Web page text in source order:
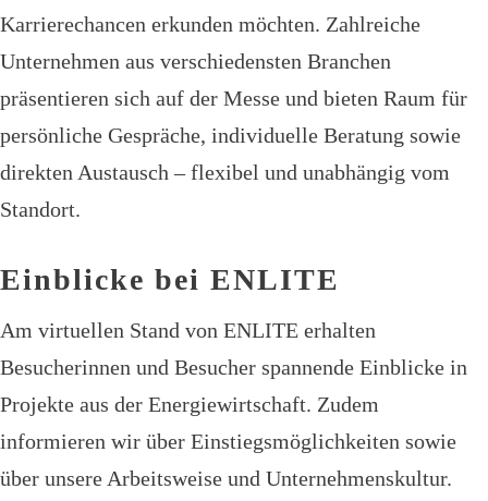
Karrierechancen erkunden möchten. Zahlreiche
Unternehmen aus verschiedensten Branchen
präsentieren sich auf der Messe und bieten Raum für
persönliche Gespräche, individuelle Beratung sowie
direkten Austausch – flexibel und unabhängig vom
Standort.
Einblicke bei ENLITE
Am virtuellen Stand von ENLITE erhalten
Besucherinnen und Besucher spannende Einblicke in
Projekte aus der Energiewirtschaft. Zudem
informieren wir über Einstiegsmöglichkeiten sowie
über unsere Arbeitsweise und Unternehmenskultur.